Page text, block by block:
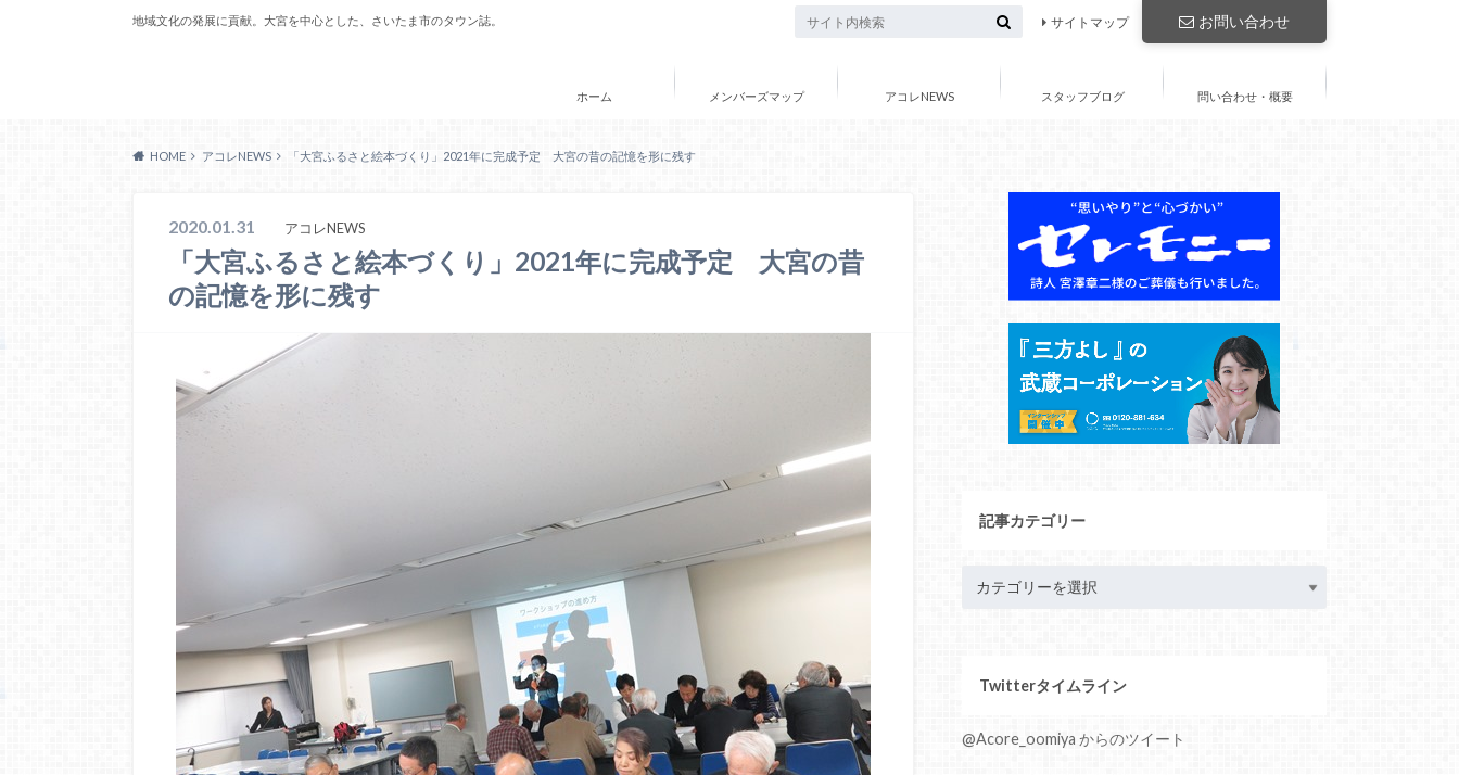
地域文化の発展に貢献。大宮を中心とした、さいたま市のタウン誌。 お問い合わせ
サイトマップ
ホーム メンバーズマップ アコレNEWS スタッフブログ 問い合わせ・概要
HOME アコレNEWS 「大宮ふるさと絵本づくり」2021年に完成予定 大宮の昔の記憶を形に残す
2020.01.31 アコレNEWS
「大宮ふるさと絵本づくり」2021年に完成予定 大宮の昔
の記憶を形に残す
記事カテゴリー
Twitterタイムライン
@Acore_oomiya からのツイート